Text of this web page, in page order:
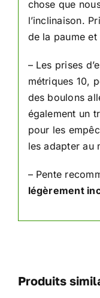
chose que
l’inclinaison.
de la paume
– Les prises
métriques 10,
des boulons
également un
pour les
les adapter au
– Pente
légèrement
Produits